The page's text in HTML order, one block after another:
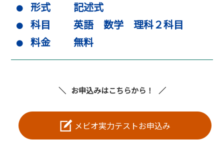
形式
記述式
科目
英語 数学 理科２科目
料金
無料
お申込みはこちらから！
メビオ実力テストお申込み